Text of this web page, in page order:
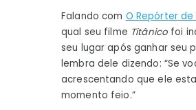
Falando com O Repórter
qual seu filme Titânico foi
seu lugar após ganhar seu
lembra dele dizendo: “Se
acrescentando que ele
momento feio.”